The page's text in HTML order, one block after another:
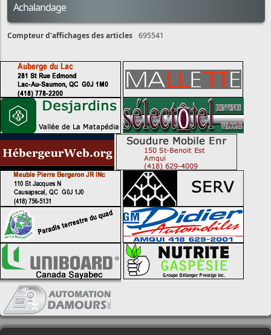
Achalandage
Compteur d'affichages des articles 695541